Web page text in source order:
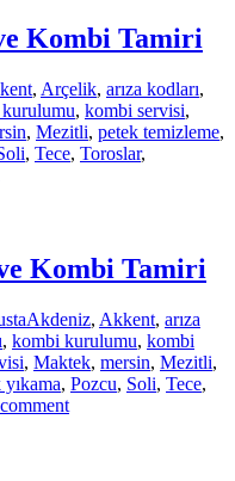
Kombi Tamiri
, Arçelik, arıza kodları,
, kombi servisi,
, Mezitli, petek temizleme,
, Tece, Toroslar,
Kombi Tamiri
Akdeniz, Akkent, arıza
, kombi kurulumu, kombi
, Maktek, mersin, Mezitli,
yıkama, Pozcu, Soli, Tece,